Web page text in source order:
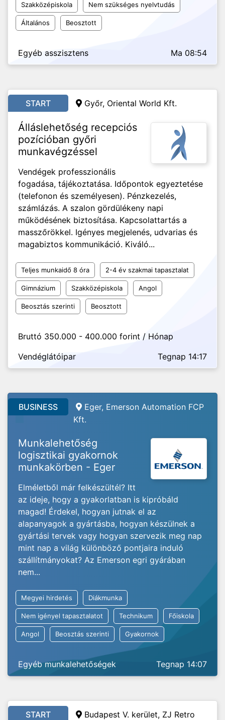
Szakközépiskola Nem szükséges nyelvtudás
Általános Beosztott
Egyéb asszisztens Ma 08:54
START Győr, Oriental World Kft.
Álláslehetőség recepciós
pozícióban győri
munkavégzéssel
Vendégek professzionális
fogadása, tájékoztatása. Időpontok egyeztetése
(telefonon és személyesen). Pénzkezelés,
számlázás. A szalon gördülékeny napi
működésének biztosítása. Kapcsolattartás a
masszőrökkel. Igényes megjelenés, udvarias és
magabiztos kommunikáció. Kiváló...
Teljes munkaidő 8 óra 2-4 év szakmai tapasztalat
Gimnázium Szakközépiskola Angol
Beosztás szerinti Beosztott
Bruttó 350.000 - 400.000 forint / Hónap
Vendéglátóipar
Tegnap 14:17
BUSINESS
Eger, Emerson Automation FCP
Kft.
Munkalehetőség
logisztikai gyakornok
munkakörben - Eger
Elméletből már felkészültél? Itt
az ideje, hogy a gyakorlatban is kipróbáld
magad! Érdekel, hogyan jutnak el az
alapanyagok a gyártásba, hogyan készülnek a
gyártási tervek vagy hogyan szervezik meg nap
mint nap a világ különböző pontjaira induló
szállítmányokat? Az Emerson egri gyárában
nem...
Megyei hirdetés Diákmunka
Nem igényel tapasztalatot Technikum Főiskola
Angol Beosztás szerinti Gyakornok
Egyéb munkalehetőségek Tegnap 14:07
START Budapest V. kerület, ZJ Retro